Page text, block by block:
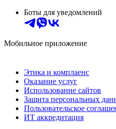
Боты для уведомлений
Мобильное приложение
Этика и комплаенс
Оказание услуг
Использование сайтов
Защита персональных
Пользовательское
ИТ аккредитация